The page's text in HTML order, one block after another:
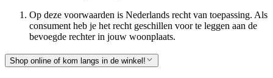
Op deze voorwaarden is Nederlands recht van toepassing. Als
consument heb je het recht geschillen voor te leggen aan de
bevoegde rechter in jouw woonplaats.
Shop online of kom langs in de winkel!